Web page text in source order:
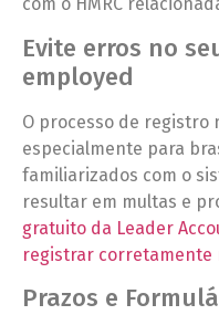
Evite erros no
employed
O processo de registro
especialmente para
familiarizados com o
resultar em multas e
gratuito da Leader
registrar corretamente
Prazos e